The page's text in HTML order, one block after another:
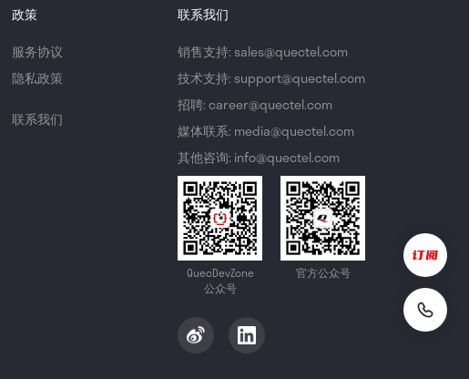
政策
服务协议
隐私政策
联系我们
联系我们
销售支持: sales@quectel.com
技术支持: support@quectel.com
招聘: career@quectel.com
媒体联系: media@quectel.com
其他咨询: info@quectel.com
QuecDevZone
公众号
官方公众号